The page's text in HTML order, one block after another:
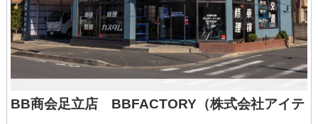
BB商会足立店 BBFACTORY（株式会社アイテ